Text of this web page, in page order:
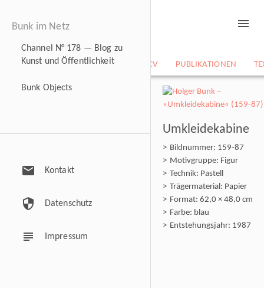
NEWS BILDARCHIV CV PUBLIKATIONEN
menu
Bunk im Netz
Channel N° 178 — Blog zu
Kunst und Öffentlichkeit
Bunk Objects
mail Kontakt
security Datenschutz
subject Impressum
Umkleidekabine
Bildnummer: 159-87
Motivgruppe: Figur
Technik: Pastell
Trägermaterial: Papier
Format: 62,0 × 48,0 cm
Farbe: blau
Entstehungsjahr: 1987